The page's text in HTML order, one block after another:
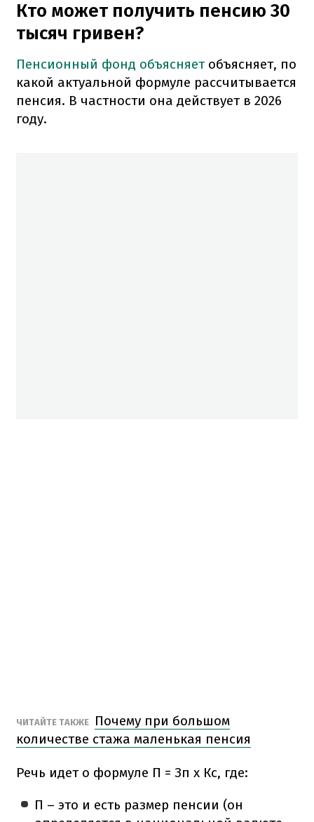
Кто может получить пенсию 30
тысяч гривен?
Пенсионный фонд объясняетобъясняет, по
какой актуальной формуле рассчитывается
пенсия. В частности она действует в 2026
году.
ЧИТАЙТЕ ТАКЖЕ
Почему при большом
количестве стажа маленькая пенсия
Речь идет о формуле П = Зп х Кс, где:
П – это и есть размер пенсии (он